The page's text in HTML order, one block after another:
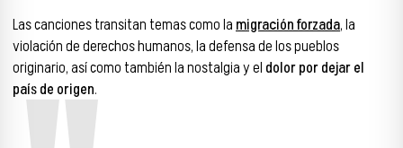
Las canciones transitan temas como la migración forzada,la
violación de derechos humanos, la defensa de los pueblos
originario, así como también la nostalgia y el dolor por dejar el
país de origen.